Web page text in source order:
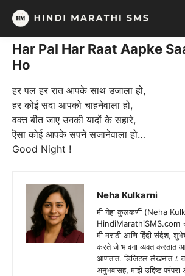
Skip
content
Har Pal Har Raat Aapke
Ho
हर पल हर रात आपके साथ उजाला हो,
हर कोई सदा आपको चाहनेवाला हो,
वक्त बीत जाए उनकी यादों के सहारे,
ऎसा कोई आपके सपने सजानेवाला हो…
Good Night !
Neha Kulkarni
मी नेहा कुलकर्णी (Neha
HindiMarathiSMS.com
मी मराठी आणि हिंदी संदेश,
करते जे भावना व्यक्त करतात
आणतात. डिजिटल लेखनात ८
अनुभवासह, माझे उद्दिष्ट